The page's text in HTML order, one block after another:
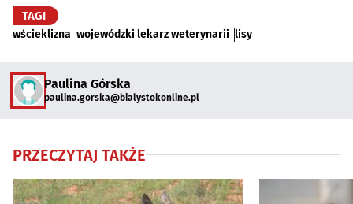
TAGI
wścieklizna wojewódzki lekarz weterynarii lisy
Paulina Górska
paulina.gorska@bialystokonline.pl
PRZECZYTAJ TAKŻE